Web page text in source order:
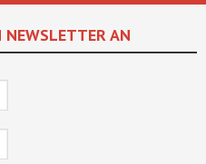
NEWSLETTER AN